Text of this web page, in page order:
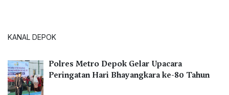
KANAL DEPOK
Polres Metro Depok Gelar Upacara
Peringatan Hari Bhayangkara ke-80 Tahun